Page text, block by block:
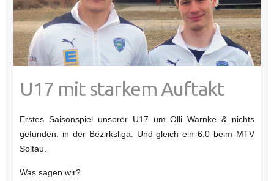
U17 mit starkem Auftakt
Erstes Saisonspiel unserer U17 um Olli Warnke & nichts
gefunden. in der Bezirksliga. Und gleich ein 6:0 beim MTV
Soltau.
Was sagen wir?